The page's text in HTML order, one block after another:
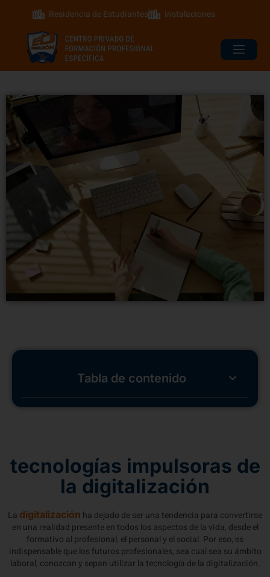
Residencia de Estudiantes Instalaciones
Tabla de contenido
tecnologías impulsoras de
la digitalización
La digitalización ha dejado de ser una tendencia para convertirse
en una realidad presente en todos los aspectos de la vida, desde el
formativo al profesional, el personal y el social. Por eso, es
indispensable que los futuros profesionales, sea cual sea su ámbito
laboral, conozcan y sepan utilizar la tecnología de la digitalización.